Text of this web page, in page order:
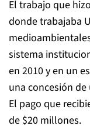
El trabajo que
donde trabajaba
sistema
en 2010 y en un
una concesión
El pago que
de $20 millones.